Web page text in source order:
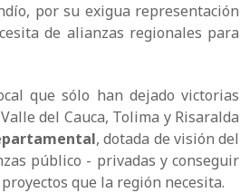
por su exigua representación
de alianzas regionales para
que sólo han dejado victorias
del Cauca, Tolima y Risaralda
, dotada de visión del
público - privadas y conseguir
que la región necesita.